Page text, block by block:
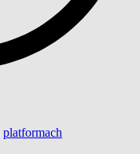
platformach